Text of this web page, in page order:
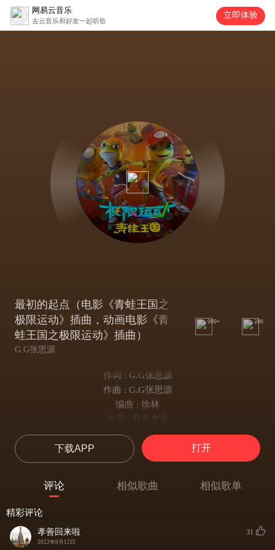
网易云音乐
去云音乐和好友一起听歌
立即体验
最初的起点（电影《青蛙王国之
极限运动》插曲，动画电影《青
蛙王国之极限运动》插曲）
G.G张思源
999+ 286
作词 : G.G张思源
作曲 : G.G张思源
编曲 : 徐林
出品 : 刍音文化
i need to get away还有梦想去追
从没想错与对会让人如此的疲惫
i need to get away请忘了我是谁
孤独的夜仿佛从前最初的起点
下载APP 打开
评论 相似歌曲 相似歌单
精彩评论
孝善回来啦
2022年9月12日
31